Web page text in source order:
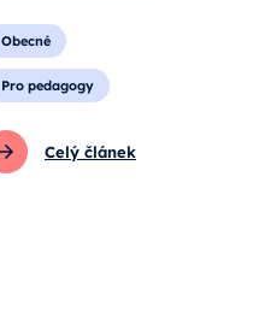
Obecné
Pro pedagogy
Celý článek